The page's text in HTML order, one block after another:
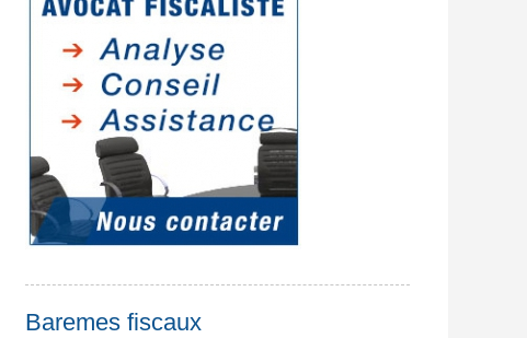
Baremes fiscaux